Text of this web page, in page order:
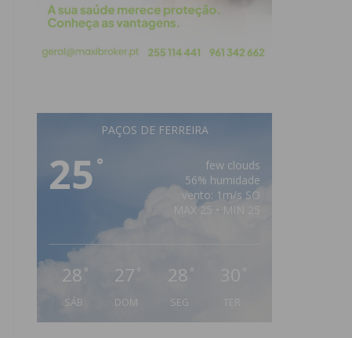
PAÇOS DE FERREIRA
25 °
few clouds
56% humidade
vento: 1m/s SO
MAX 25 • MIN 25
28 °
SÁB
27 °
DOM
28 °
SEG
30 °